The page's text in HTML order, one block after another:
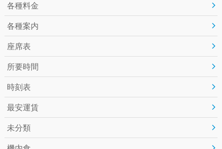
各種料金
各種案内
座席表
所要時間
時刻表
最安運賃
未分類